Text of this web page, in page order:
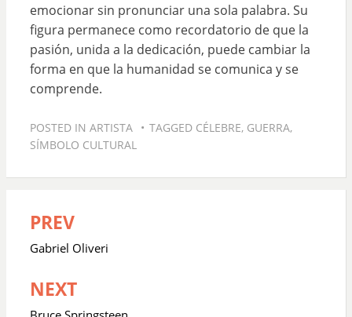
emocionar sin pronunciar una sola palabra. Su
figura permanece como recordatorio de que la
pasión, unida a la dedicación, puede cambiar la
forma en que la humanidad se comunica y se
comprende.
POSTED IN ARTISTA TAGGED CÉLEBRE, GUERRA,
SÍMBOLO CULTURAL
Navegación
de
PREV
Gabriel Oliveri
NEXT